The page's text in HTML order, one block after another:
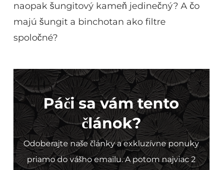
naopak šungitový kameň jedinečný? A čo
majú šungit a binchotan ako filtre
spoločné?
Páči sa vám tento
článok?
Odoberajte naše články a exkluzívne ponuky
priamo do vášho emailu. A potom najviac 2